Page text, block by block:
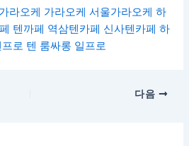
라오케 가라오케 서울가라오케 하
텐까페 역삼텐카페 신사텐카페 하
프로 텐 룸싸롱 일프로
다음